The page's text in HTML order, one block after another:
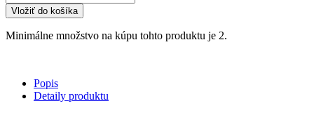
Vložiť do košíka
Minimálne množstvo na kúpu tohto produktu je 2.
Popis
Detaily produktu